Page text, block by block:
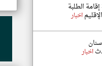
الطلبة
اخبار
اخبار